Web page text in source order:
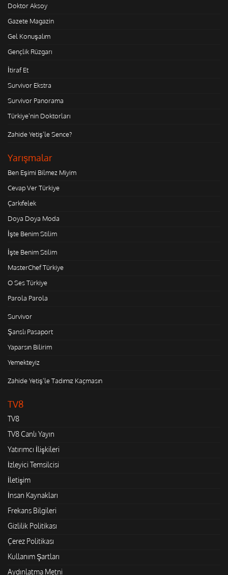
Doktor Aksoy
Gazete Magazin
Gel Konuşalım
Gençlik Rüzgarı
İtiraf Et
Survivor Ekstra
Survivor Panorama
Türkiye'nin Doktorları
Zahide Yetiş'le Sence?
Yarışmalar
Ben Eşimi Bilmez Miyim
Cevap Ver Türkiye
Çarkıfelek
Doya Doya Moda
İşte Benim Stilim
İşte Benim Stilim
MasterChef Türkiye
O Ses Türkiye
Parola Parola
Survivor
Şanslı Pasaport
Yaparsın Bilirim
Yemekteyiz
Zahide Yetiş'le Tadımız Kaçmasın
TV8
TV8
TV8 Canlı Yayın
Yatırımcı İlişkileri
İzleyici Temsilcisi
İletişim
İnsan Kaynakları
Frekans Bilgileri
Gizlilik Politikası
Çerez Politikası
Kullanım Şartları
Aydınlatma Metni